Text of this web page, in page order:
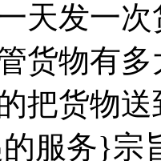
天发一
货物有
把货物
服务}宗